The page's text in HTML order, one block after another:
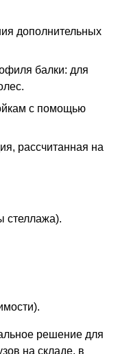
дополнительных
балки: для
с помощью
рассчитанная на
стеллажа).
решение для
на складе, в